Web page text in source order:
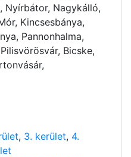
Nyírbátor, Nagykálló,
Kincsesbánya,
Pannonhalma,
Bicske,
, 3. kerület, 4.